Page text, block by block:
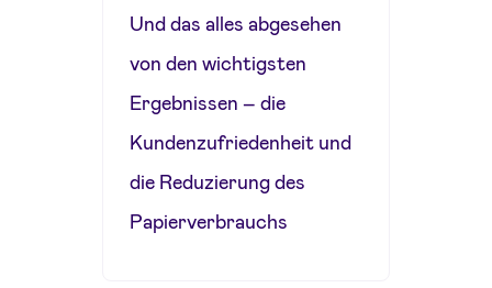
Und das alles abgesehen
von den wichtigsten
Ergebnissen – die
Kundenzufriedenheit und
die Reduzierung des
Papierverbrauchs